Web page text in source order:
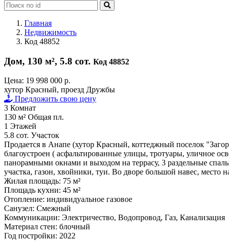
Главная
Недвижимость
Код 48852
Дом, 130 м², 5.8 сот. Код 48852
Цена: 19 998 000 р.
хутор Красный, проезд Дружбы
Предложить свою цену
3 Комнат
130 м² Общая пл.
1 Этажей
5.8 сот. Участок
Продается в Анапе (хутор Красный, коттеджный поселок
благоустроен ( асфальтированные улицы, тротуары, уличное
панорамными окнами и выходом на террасу, 3 раздельные
участка, газон, хвойники, туи. Во дворе большой навес,
Жилая площадь: 75 м²
Площадь кухни: 45 м²
Отопление: индивидуальное газовое
Санузел: Смежный
Коммуникации: Электричество, Водопровод, Газ, Канализация
Материал стен: блочный
Год постройки: 2022